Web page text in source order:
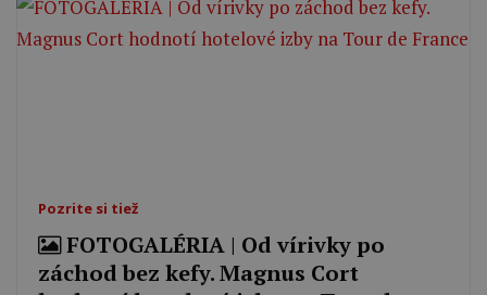
Pozrite si tiež
FOTOGALÉRIA | Od vírivky po
záchod bez kefy. Magnus Cort